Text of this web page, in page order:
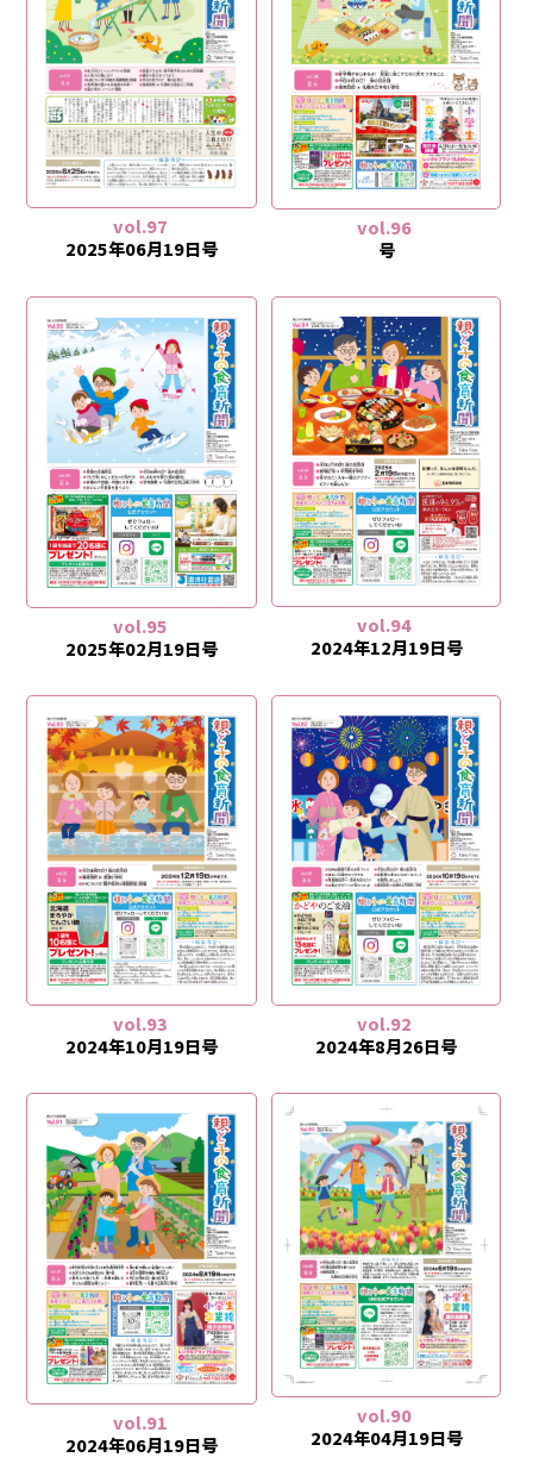
vol.97
2025年06月19日号
vol.96
号
vol.95
2025年02月19日号
vol.94
2024年12月19日号
vol.93
2024年10月19日号
vol.92
2024年8月26日号
vol.91
2024年06月19日号
vol.90
2024年04月19日号